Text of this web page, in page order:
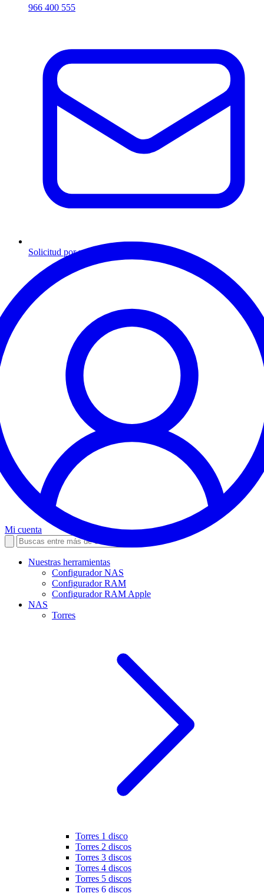
966 400 555
Solicitud por mensaje
Mi cuenta
Nuestras herramientas
Configurador NAS
Configurador RAM
Configurador RAM Apple
NAS
Torres
Torres 1 disco
Torres 2 discos
Torres 3 discos
Torres 4 discos
Torres 5 discos
Torres 6 discos